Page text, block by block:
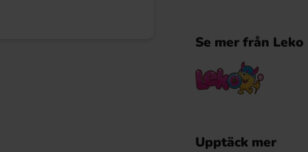
Se mer från Leko
Upptäck mer